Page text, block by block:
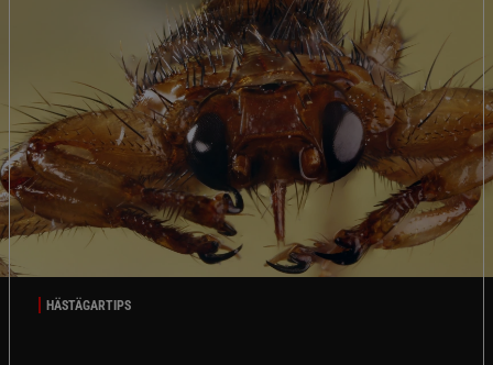
HÄSTÄGARTIPS